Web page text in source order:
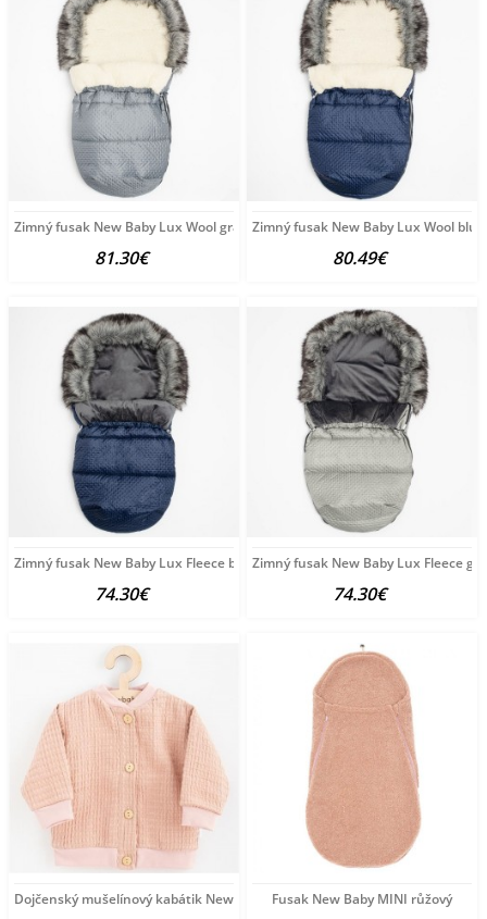
Zimný fusak New Baby Lux Wool graphite sivá
81.30€
Zimný fusak New Baby Lux Wool
80.49€
Zimný fusak New Baby Lux Fleece blue modrá
74.30€
Zimný fusak New Baby Lux Fleece
74.30€
Dojčenský mušelínový kabátik New Baby Comfort clothes
Fusak New Baby MINI růžový